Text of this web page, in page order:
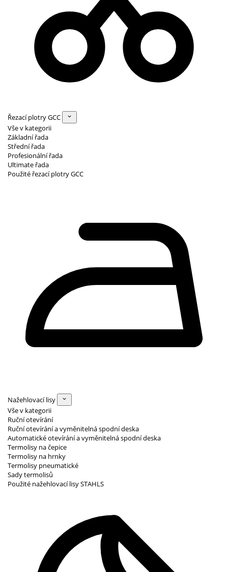
Řezací plotry GCC
Vše v kategorii
Základní řada
Střední řada
Profesionální řada
Ultimate řada
Použité řezací plotry GCC
Nažehlovací lisy
Vše v kategorii
Ruční otevírání
Ruční otevírání a vyměnitelná spodní deska
Automatické otevírání a vyměnitelná spodní deska
Termolisy na čepice
Termolisy na hrnky
Termolisy pneumatické
Sady termolisů
Použité nažehlovací lisy STAHLS